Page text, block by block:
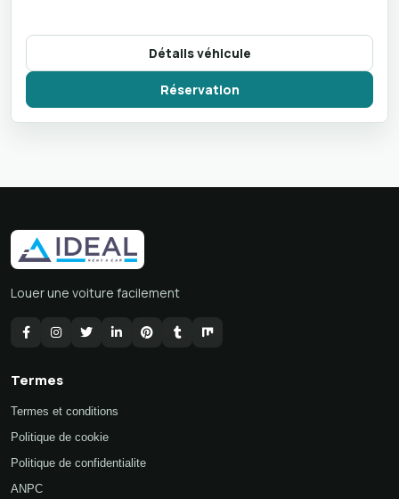
Détails véhicule
Réservation
Louer une voiture facilement
Termes
Termes et conditions
Politique de cookie
Politique de confidentialite
ANPC